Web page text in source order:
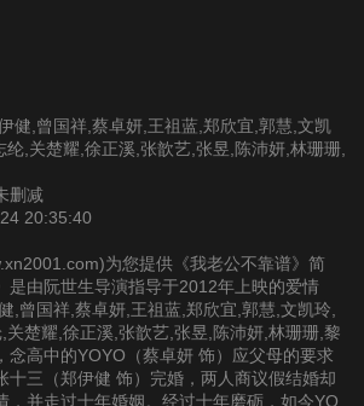
健,曾国祥,蔡卓妍,王祖蓝,郑欣宜,郭慧,文凯
,关楚耀,徐正溪,张歆艺,张昱,陈沛妍,林珊珊,
删减
20:35:40
为您提供《我老公不靠谱》简
是由阮世生导演指导于2012年上映的爱情
,曾国祥,蔡卓妍,王祖蓝,郑欣宜,郭慧,文凯玲,
关楚耀,徐正溪,张歆艺,张昱,陈沛妍,林珊珊,黎
念高中的YOYO（蔡卓妍 饰）应父母的要求
十三（郑伊健 饰）完婚，两人商议假结婚却
，并走过十年婚姻。经过十年磨砺，如今YO